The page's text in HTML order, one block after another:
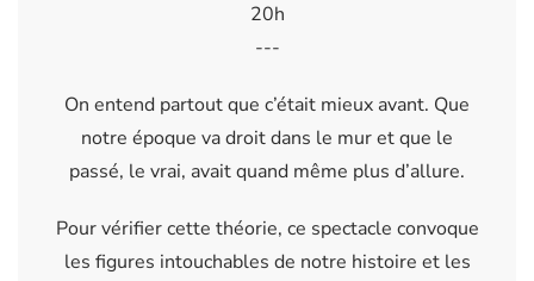
20h
---
On entend partout que c’était mieux avant. Que
notre époque va droit dans le mur et que le
passé, le vrai, avait quand même plus d’allure.
Pour vérifier cette théorie, ce spectacle convoque
les figures intouchables de notre histoire et les